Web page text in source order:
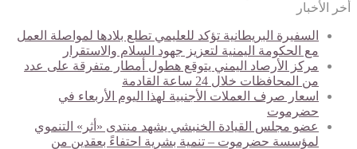
أخر الأخبار
السفيرة البريطانية تؤكد للعليمي تطلع بلادها لمواصلة العمل
مع الحكومة اليمنية لتعزيز جهود السلام والاستقرار
مركز الأرصاد اليمني يتوقع هطول أمطار متفرقة على عدد
من المحافظات خلال 24 ساعة القادمة
اسعار صرف العملات الأجنبية لهذا اليوم الأربعاء في
حضرموت
عضو مجلس القيادة الخنبشي يشهد منتدى «أثر» التنموي
لمؤسسة حضرموت – تنمية بشرية احتفاءً بعقدين من